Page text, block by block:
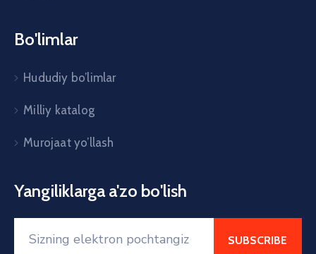
Bo'limlar
Hududiy bo’limlar
Milliy katalog
Murojaat yo’llash
Yangiliklarga a'zo bo'lish